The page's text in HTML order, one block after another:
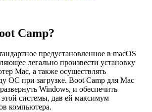
Camp?
предустановленное в macOS
легально произвести установку
Mac, а также осуществлять
ОС при загрузке. Boot Camp для Mac
Windows, и обеспечить
системы, дав ей максимум
компьютера.